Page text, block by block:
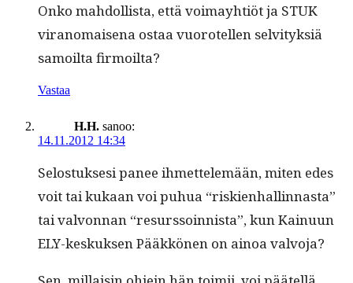
Onko mah­dol­lista, että voimay­htiöt ja STUK
vira­nomaise­na ostaa vuorotellen selvi­tyk­siä
samoil­ta firmoilta?
Vastaa
H.H. sanoo:
14.11.2012 14:34
Selostuk­sesi panee ihmettelemään, miten edes
voit tai kukaan voi puhua “riskien­hallinnas­ta”
tai valvon­nan “resurssoin­nista”, kun Kain­u­un
ELY-keskuk­sen Pääkkö­nen on ain­oa valvoja?